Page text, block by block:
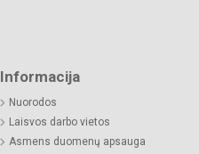
Informacija
Nuorodos
Laisvos darbo vietos
Asmens duomenų apsauga